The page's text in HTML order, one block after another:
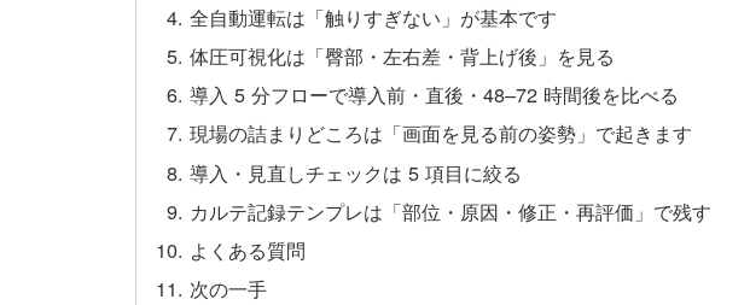
全自動運転は「触りすぎない」が基本です
体圧可視化は「臀部・左右差・背上げ後」を見る
導入 5 分フローで導入前・直後・48–72 時間後を比べる
現場の詰まりどころは「画面を見る前の姿勢」で起きます
導入・見直しチェックは 5 項目に絞る
カルテ記録テンプレは「部位・原因・修正・再評価」で残す
よくある質問
次の一手